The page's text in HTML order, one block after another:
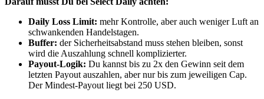
Daily Loss Limit: mehr Kontrolle, aber auch weniger Luft an
schwankenden Handelstagen.
Buffer: der Sicherheitsabstand muss stehen bleiben, sonst
wird die Auszahlung schnell komplizierter.
Payout-Logik: Du kannst bis zu 2x den Gewinn seit dem
letzten Payout auszahlen, aber nur bis zum jeweiligen Cap.
Der Mindest-Payout liegt bei 250 USD.